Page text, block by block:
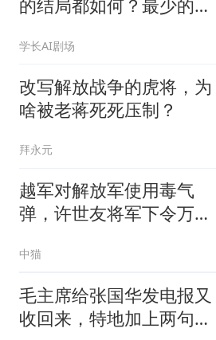
的结局都如何？最少的都
学长AI剧场
改写解放战争的虎将，为
啥被老蒋死死压制？
拜永元
越军对解放军使用毒气
弹，许世友将军下令万炮
中猫
毛主席给张国华发电报又
收回来，特地加上两句